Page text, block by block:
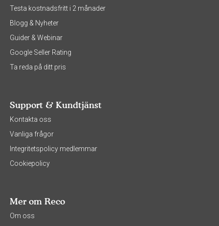
Testa kostnadsfritt i 2 månader
Blogg & Nyheter
Guider & Webinar
Google Seller Rating
Ta reda på ditt pris
Support & Kundtjänst
Kontakta oss
Vanliga frågor
Integritetspolicy medlemmar
Cookiepolicy
Mer om Reco
Om oss